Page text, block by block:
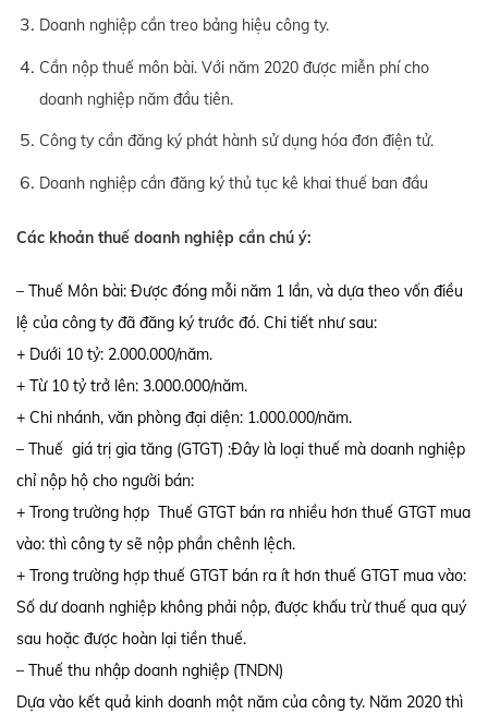
Doanh nghiệp cần treo bảng hiệu công ty.
Cần nộp thuế môn bài. Với năm 2020 được miễn phí cho
doanh nghiệp năm đầu tiên.
Công ty cần đăng ký phát hành sử dụng hóa đơn điện tử.
Doanh nghiệp cần đăng ký thủ tục kê khai thuế ban đầu
Các khoản thuế doanh nghiệp cần chú ý:
– Thuế Môn bài: Được đóng mỗi năm 1 lần, và dựa theo vốn điều
lệ của công ty đã đăng ký trước đó. Chi tiết như sau:
+ Dưới 10 tỷ: 2.000.000/năm.
+ Từ 10 tỷ trở lên: 3.000.000/năm.
+ Chi nhánh, văn phòng đại diện: 1.000.000/năm.
– Thuế giá trị gia tăng (GTGT) :Đây là loại thuế mà doanh nghiệp
chỉ nộp hộ cho người bán:
+ Trong trường hợp Thuế GTGT bán ra nhiều hơn thuế GTGT mua
vào: thì công ty sẽ nộp phần chênh lệch.
+ Trong trường hợp thuế GTGT bán ra ít hơn thuế GTGT mua vào:
Số dư doanh nghiệp không phải nộp, được khấu trừ thuế qua quý
sau hoặc được hoàn lại tiền thuế.
– Thuế thu nhập doanh nghiệp (TNDN)
Dựa vào kết quả kinh doanh một năm của công ty. Năm 2020 thì